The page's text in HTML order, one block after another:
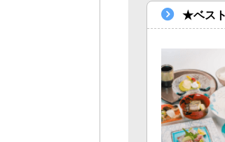
★ベス